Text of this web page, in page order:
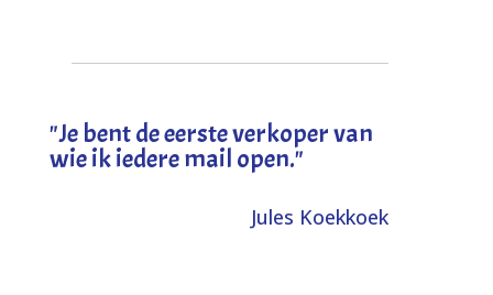
"Je bent de eerste verkoper van
wie ik iedere mail open."
Jules Koekkoek